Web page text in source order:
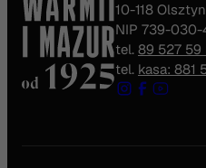
10-118 Olsztyn
NIP 739-
tel. 89 527 59
tel. kasa: 881